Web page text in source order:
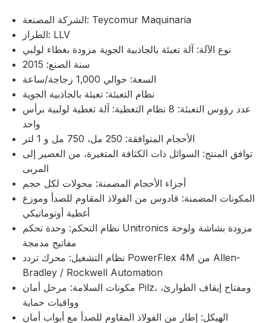
الشركة المصنعة: Teycomur Maquinaria
الطراز: LLV
نوع الآلة: آلة تعبئة بالجاذبية الجوية مزودة بغطاء لولبي
سنة الصنع: 2015
السعة: حوالي 1,000 زجاجة/ساعة
نظام التعبئة: تعبئة بالجاذبية الجوية
عدد رؤوس التعبئة: 8 نظام التغطية: آلة تغطية لولبية برأس
واحد
الأحجام المتوافقة: 250 مل، 750 مل و 1 لتر
توافق المنتج: السوائل ذات الكثافة المتغيرة، من العصير إلى
المربى
أجزاء الأحجام المضمنة: محولات لكل حجم
المكونات المضمنة: قادوس من الفولاذ المقاوم للصدأ وموزع
أغطية أوتوماتيكي
نظام التحكم: وحدة تحكم Unitronics مزودة بشاشة ولوحة
مفاتيح مدمجة
نظام التشغيل: محرك تردد PowerFlex 4M من Allen-
Bradley / Rockwell Automation
مكونات السلامة: مرحل أمان Pilz، ومفتاح إيقاف الطوارئ،
وواقيات حماية
الهيكل: إطار من الفولاذ المقاوم للصدأ مع أبواب أمان